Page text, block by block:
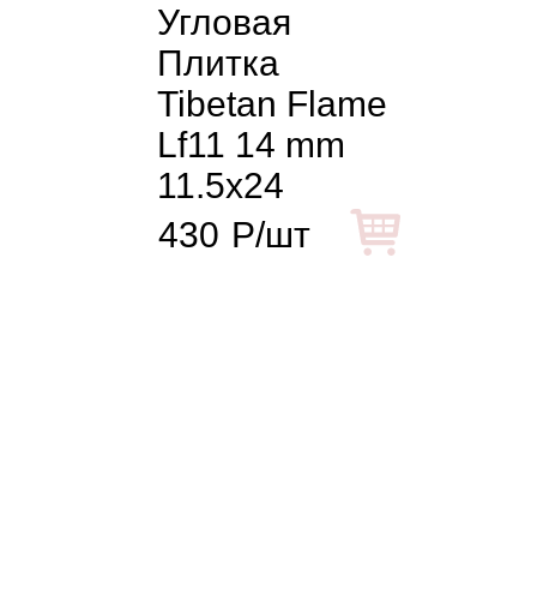
Угловая
Плитка
Tibetan Flame
Lf11 14 mm
11.5x24
430 Р/шт